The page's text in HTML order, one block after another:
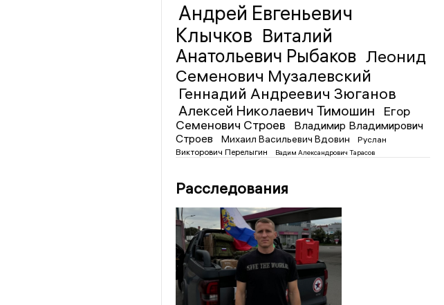
Андрей Евгеньевич
Клычков Виталий
Анатольевич Рыбаков Леонид
Семенович Музалевский
Геннадий Андреевич Зюганов
Алексей Николаевич Тимошин
Егор
Семенович Строев
Владимир Владимирович
Строев
Михаил Васильевич Вдовин
Руслан
Викторович Перелыгин
Вадим Александрович Тарасов
Расследования